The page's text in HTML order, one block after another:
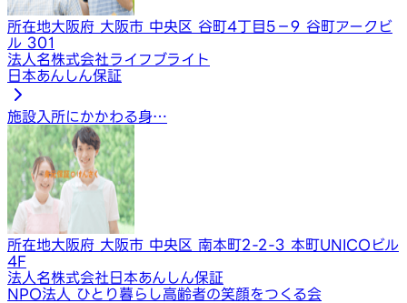
所在地大阪府 大阪市 中央区 谷町4丁目5－9 谷町アークビ
ル 301
法人名株式会社ライフブライト
日本あんしん保証
施設入所にかかわる身…
所在地大阪府 大阪市 中央区 南本町2-2-3 本町UNICOビル
4F
法人名株式会社日本あんしん保証
NPO法人 ひとり暮らし高齢者の笑顔をつくる会